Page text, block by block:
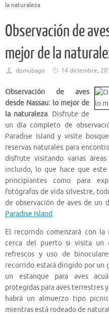
la naturaleza
Observación de
mejor de la
dpmubago 14 diciembre,
Observación de aves
desde Nassau: lo mejor de
la naturaleza. Disfrute de
un día completo de
Paradise Island y visite
reservas naturales para
disfrute visitando varias
incluido, lo que hace que
principiantes como para
fotógrafos de vida silvestre,
de observación de aves de un
Paradise Island.
El recorrido comenzará con
cerca del puerto si visita un
refrescos y uso de
recorrido estará dirigido por un
un estanque para aves
protegidas para aves terrestres
habrá un almuerzo tipo
mientras está rodeado de